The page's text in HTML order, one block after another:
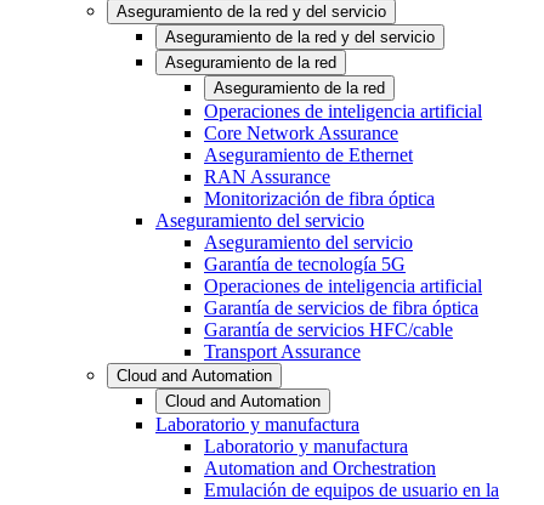
Aseguramiento de la red y del servicio
Aseguramiento de la red y del servicio
Aseguramiento de la red
Aseguramiento de la red
Operaciones de inteligencia artificial
Core Network Assurance
Aseguramiento de Ethernet
RAN Assurance
Monitorización de fibra óptica
Aseguramiento del servicio
Aseguramiento del servicio
Garantía de tecnología 5G
Operaciones de inteligencia artificial
Garantía de servicios de fibra óptica
Garantía de servicios HFC/cable
Transport Assurance
Cloud and Automation
Cloud and Automation
Laboratorio y manufactura
Laboratorio y manufactura
Automation and Orchestration
Emulación de equipos de usuario en la